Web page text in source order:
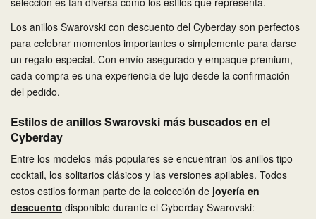
Los anillos Swarovski con descuento del Cyberday son perfectos
para celebrar momentos importantes o simplemente para darse
un regalo especial. Con envío asegurado y empaque premium,
cada compra es una experiencia de lujo desde la confirmación
del pedido.
Estilos de anillos Swarovski más buscados en el
Cyberday
Entre los modelos más populares se encuentran los anillos tipo
cocktail, los solitarios clásicos y las versiones apilables. Todos
estos estilos forman parte de la colección de joyería en
descuento disponible durante el Cyberday Swarovski: